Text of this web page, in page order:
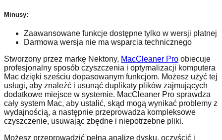
Minusy:
Zaawansowane funkcje dostępne tylko w wersji płatnej
Darmowa wersja nie ma wsparcia technicznego
Stworzony przez markę Nektony, MacCleaner Pro obiecuje
profesjonalny sposób czyszczenia i optymalizacji komputera
Mac dzięki sześciu dopasowanym funkcjom. Możesz użyć tej
usługi, aby znaleźć i usunąć duplikaty plików zajmujących
dodatkowe miejsce w systemie. MacCleaner Pro sprawdza
cały system Mac, aby ustalić, skąd mogą wynikać problemy z
wydajnością, a następnie przeprowadza kompleksowe
czyszczenie, usuwając zbędne i niepotrzebne pliki.
Możesz przeprowadzić pełną analizę dysku, oczyścić i